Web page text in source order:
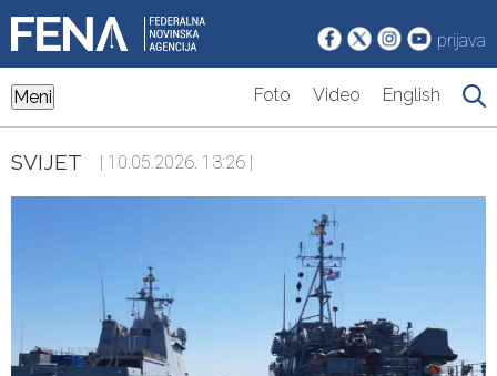
prijava
Meni Foto Video English
SVIJET | 10.05.2026. 13:26 |